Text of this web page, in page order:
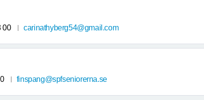
00 carinathyberg54@gmail.com
finspang@spfseniorerna.se